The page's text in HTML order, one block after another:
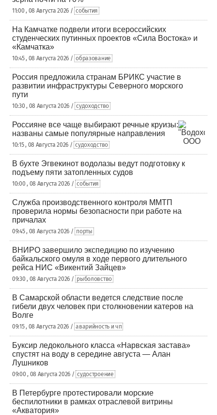
11:00 , 08 Августа 2026 / события
На Камчатке подвели итоги всероссийских
студенческих путинных проектов «Сила Востока» и
«Камчатка»
10:45 , 08 Августа 2026 / образование
Россия предложила странам БРИКС участие в
развитии инфраструктуры Северного морского
пути
10:30 , 08 Августа 2026 / судоходство
Россияне все чаще выбирают речные круизы:
названы самые популярные направления
10:15 , 08 Августа 2026 / судоходство
В бухте Эгвекинот водолазы ведут подготовку к
подъему пяти затопленных судов
10:00 , 08 Августа 2026 / события
Служба производственного контроля ММТП
проверила нормы безопасности при работе на
причалах
09:45 , 08 Августа 2026 / порты
ВНИРО завершило экспедицию по изучению
байкальского омуля в ходе первого длительного
рейса НИС «Викентий Зайцев»
09:30 , 08 Августа 2026 / рыболовство
В Самарской области ведется следствие после
гибели двух человек при столкновении катеров на
Волге
09:15 , 08 Августа 2026 / аварийность и чп
Буксир ледокольного класса «Нарвская застава»
спустят на воду в середине августа — Алан
Лушников
09:00 , 08 Августа 2026 / судостроение
В Петербурге протестировали морские
беспилотники в рамках отраслевой витрины
«Акватория»